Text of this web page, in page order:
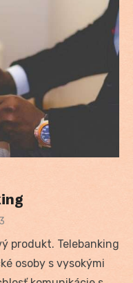
produkt. Telebanking
osoby s vysokými